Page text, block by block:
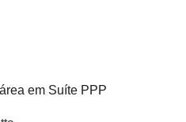
em Suíte PPP